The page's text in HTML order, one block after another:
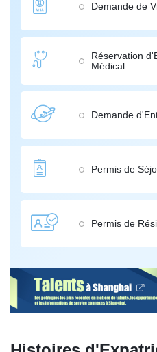
Demande de
Réservation
Médical
Demande
Permis de
Permis de